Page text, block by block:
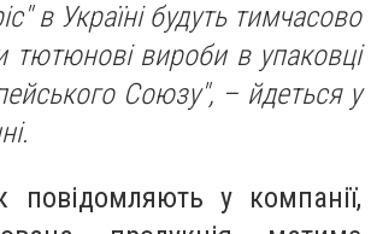
в Україні будуть тимчасово
тютюнові вироби в упаковці
Союзу", – йдеться у
повідомляють у компанії,